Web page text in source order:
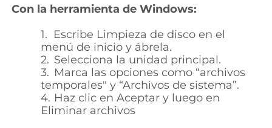
Con la herramienta de Windows:
1. Escribe Limpieza de disco en el
menú de inicio y ábrela.
2. Selecciona la unidad principal.
3. Marca las opciones como “archivos
temporales" y “Archivos de sistema”.
4. Haz clic en Aceptar y luego en
Eliminar archivos